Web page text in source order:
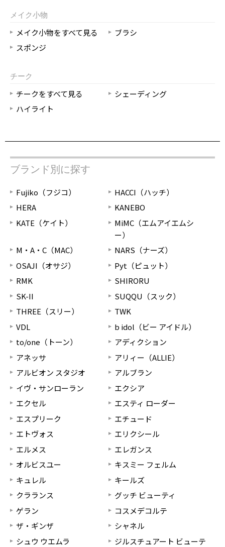
メイク小物
メイク小物をすべて見る
ブラシ
スポンジ
チーク
チークをすべて見る
シェーディング
ハイライト
ブランド別に探す
Fujiko（フジコ）
HACCI（ハッチ）
HERA
KANEBO
KATE（ケイト）
MiMC（エムアイエムシ
ー）
M・A・C（MAC）
NARS（ナーズ）
OSAJI（オサジ）
Pyt（ピュット）
RMK
SHIRORU
SK-II
SUQQU（スック）
THREE（スリー）
TWK
VDL
b idol（ビー アイドル）
to/one（トーン）
アディクション
アネッサ
アリィー（ALLIE）
アルビオン スタジオ
アルブラン
イヴ・サンローラン
エクシア
エクセル
エスティ ローダー
エスプリーク
エチュード
エトヴォス
エリクシール
エルメス
エレガンス
オルビスユー
キスミー フェルム
キュレル
キールズ
クラランス
グッチ ビューティ
ゲラン
コスメデコルテ
ザ・ギンザ
シャネル
シュウ ウエムラ
ジルスチュアート ビューテ